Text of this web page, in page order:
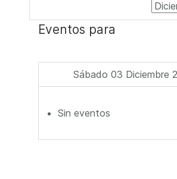
Eventos para
Sábado 03 Diciembre
Sin eventos